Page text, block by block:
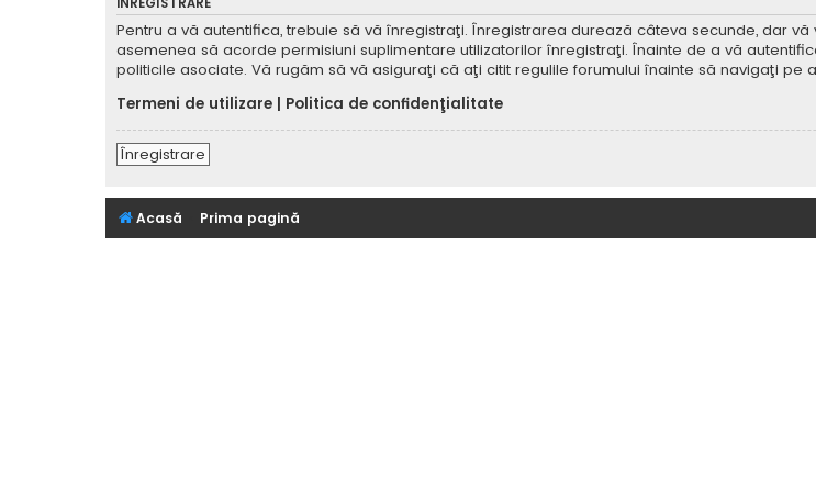
Pentru a vă autentifica, trebuie să vă înregistraţi. Înregistrarea durează câteva secunde, dar
asemenea să acorde permisiuni suplimentare utilizatorilor înregistraţi. Înainte de a vă
politicile asociate. Vă rugăm să vă asiguraţi că aţi citit regulile forumului înainte să navigaţi pe
Termeni de utilizare
Politica de confidenţialitate
Înregistrare
Acasă Prima pagină